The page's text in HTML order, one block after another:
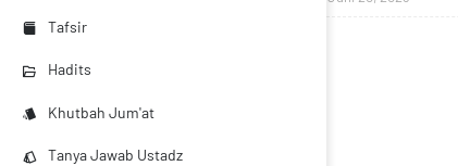
Tafsir
Hadits
Khutbah Jum'at
Tanya Jawab Ustadz